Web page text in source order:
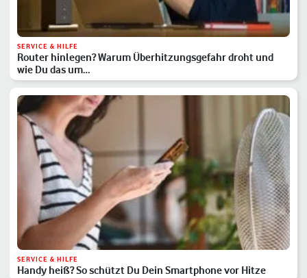
SERVICE & HILFE
Router hinlegen? Warum Überhitzungsgefahr droht und
wie Du das um…
SERVICE & HILFE
Handy heiß? So schützt Du Dein Smartphone vor Hitze